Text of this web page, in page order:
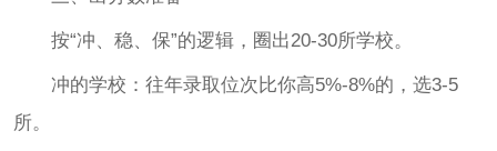
按“冲、稳、保”的逻辑，圈出20-30所学校。
冲的学校：往年录取位次比你高5%-8%的，选3-5
所。